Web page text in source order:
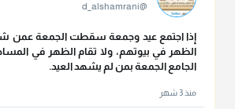
@d_alshamrani
إذا اجتمع عيد وجمعة سقطت الجمعة عمن
الظهر في بيوتهم، ولا تقام الظهر في
الجامع الجمعة بمن لم يشهد العيد.
منذ 3 شهر